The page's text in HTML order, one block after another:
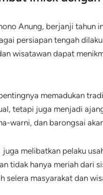
Anung, berjanji tahun
persiapan tengah
wisatawan dapat
memadukan
tetapi juga menjadi
warni, dan barongsai
juga melibatkan pelaku
tidak hanya meriah dari
selera masyarakat dan